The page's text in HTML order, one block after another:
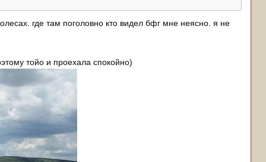
где там поголовно кто видел бфг мне неясно. я не
тойо и проехала спокойно)